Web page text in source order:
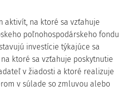
aktivít, na ktoré sa vzťahuje
poľnohospodárskeho fondu
investície týkajúce sa
ktoré sa vzťahuje poskytnutie
v žiadosti a ktoré realizuje
v súlade so zmluvou alebo